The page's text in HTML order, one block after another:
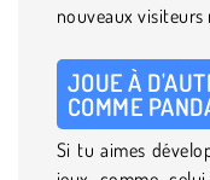
nouveaux visiteurs
JOUE À
COMME
Si tu aimes